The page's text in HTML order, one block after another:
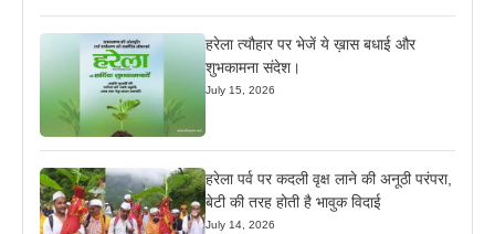
हरेला त्यौहार पर भेजें ये ख़ास बधाई और
शुभकामना संदेश।
July 15, 2026
हरेला पर्व पर कदली वृक्ष लाने की अनूठी परंपरा,
बेटी की तरह होती है भावुक विदाई
July 14, 2026